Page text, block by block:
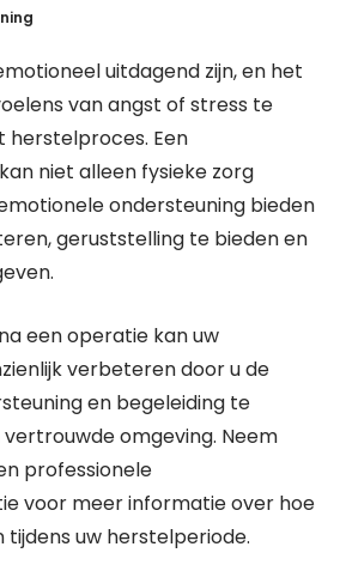
uitdagend zijn, en het
van angst of stress te
herstelproces. Een
niet alleen fysieke zorg
ondersteuning bieden
geruststelling te bieden en
een operatie kan uw
verbeteren door u de
en begeleiding te
vertrouwde omgeving. Neem
professionele
voor meer informatie over hoe
tijdens uw herstelperiode.